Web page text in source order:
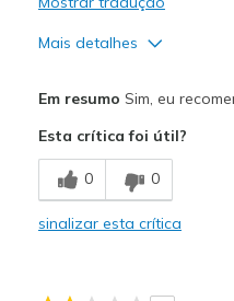
Mais detalhes
Breathe Well
Comfortable
Em resumo Sim, eu
Esta crítica foi útil?
0 0
sinalizar esta crítica